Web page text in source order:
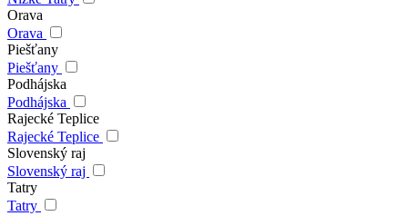
Orava
Orava
Piešťany
Piešťany
Podhájska
Podhájska
Rajecké Teplice
Rajecké Teplice
Slovenský raj
Slovenský raj
Tatry
Tatry